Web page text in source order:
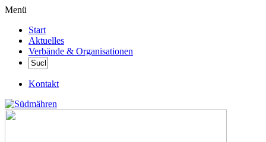
Menü
Start
Aktuelles
Verbände & Organisationen
Kontakt